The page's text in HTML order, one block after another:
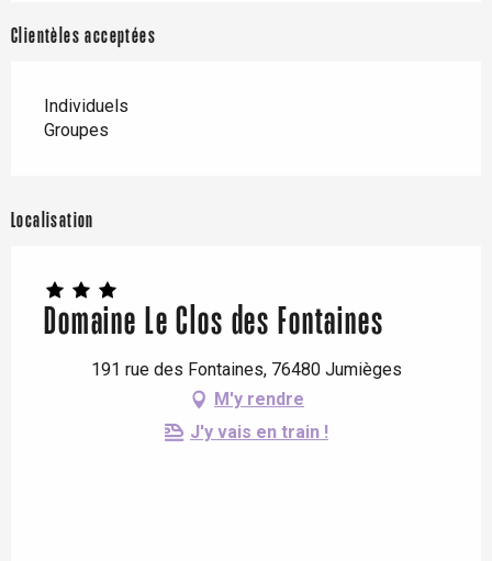
Clientèles acceptées
Individuels
Groupes
Localisation
Domaine Le Clos des Fontaines
191 rue des Fontaines, 76480 Jumièges
M'y rendre
J'y vais en train !